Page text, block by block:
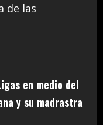
de las
en medio del
y su madrastra